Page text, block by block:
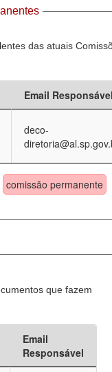
das atuais
Email
deco-
comissão permanente
que fazem
Email
Responsável